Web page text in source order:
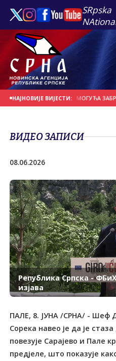
SRpska
НАЈНОВИЈЕ ВИЈЕСТИ:
БИЦИКЛИСТА МОГУЋА
ВИДЕО ЗАПИСИ
08.06.2026
Република Српска -
изјава
ПАЛЕ, 8. ЈУНА /СРНА/ - Шеф
Сорека навео је да је
повезује Сарајево и Пале
предјеле, што показује